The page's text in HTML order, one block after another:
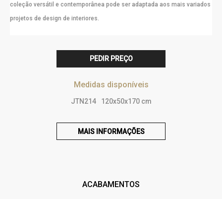
coleção versátil e contemporânea pode ser adaptada aos mais variados
projetos de design de interiores.
PEDIR PREÇO
Medidas disponíveis
JTN214 120x50x170 cm
MAIS INFORMAÇÕES
ACABAMENTOS